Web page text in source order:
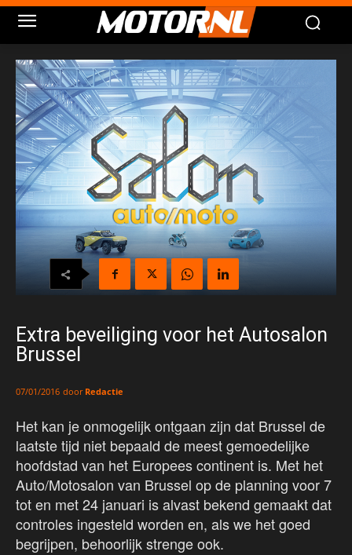
Extra beveiliging voor het Autosalon
Brussel
07/01/2016 door Redactie
Het kan je onmogelijk ontgaan zijn dat Brussel de
laatste tijd niet bepaald de meest gemoedelijke
hoofdstad van het Europees continent is. Met het
Auto/Motosalon van Brussel op de planning voor 7
tot en met 24 januari is alvast bekend gemaakt dat
controles ingesteld worden en, als we het goed
begrijpen, behoorlijk strenge ook.